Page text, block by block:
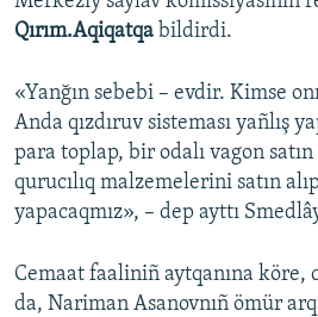
Qırım.Aqiqatqa bildirdi.
«Yanğın sebebi – evdir. Kimse
Anda qızdıruv sisteması yañlış
para toplap, bir odalı vagon
qurucılıq malzemelerini satın
yapacaqmız», – dep ayttı
Cemaat faaliniñ aytqanına köre,
da, Nariman Asanovnıñ ömür